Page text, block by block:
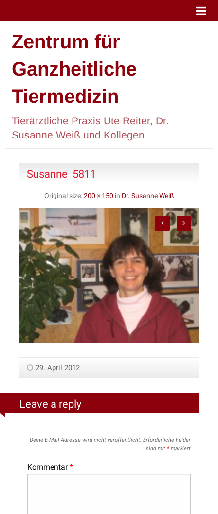
Zentrum für
Ganzheitliche
Tiermedizin
Tierärztliche Praxis Ute Reiter, Dr.
Susanne Weiß und Kollegen
Susanne_5811
Original size:200 × 150 in Dr. Susanne Weiß
29. April 2012
Leave a reply
Deine E-Mail-Adresse wird nicht veröffentlicht. Erforderliche Felder
sind mit * markiert
Kommentar*